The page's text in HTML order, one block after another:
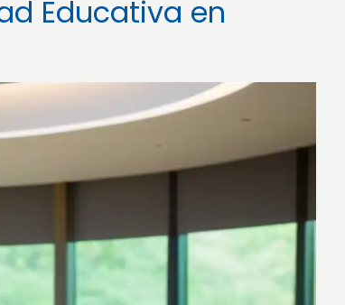
Educativa en